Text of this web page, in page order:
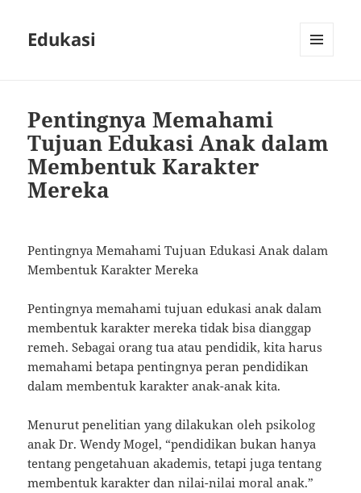
Edukasi
Pentingnya Memahami
Tujuan Edukasi Anak dalam
Membentuk Karakter
Mereka
Pentingnya Memahami Tujuan Edukasi Anak dalam
Membentuk Karakter Mereka
Pentingnya memahami tujuan edukasi anak dalam
membentuk karakter mereka tidak bisa dianggap
remeh. Sebagai orang tua atau pendidik, kita harus
memahami betapa pentingnya peran pendidikan
dalam membentuk karakter anak-anak kita.
Menurut penelitian yang dilakukan oleh psikolog
anak Dr. Wendy Mogel, “pendidikan bukan hanya
tentang pengetahuan akademis, tetapi juga tentang
membentuk karakter dan nilai-nilai moral anak.”